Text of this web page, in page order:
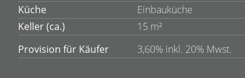
Küche
Einbauküche
Keller (ca.)
15 m²
Provision für Käufer
3,60% inkl. 20% Mwst.